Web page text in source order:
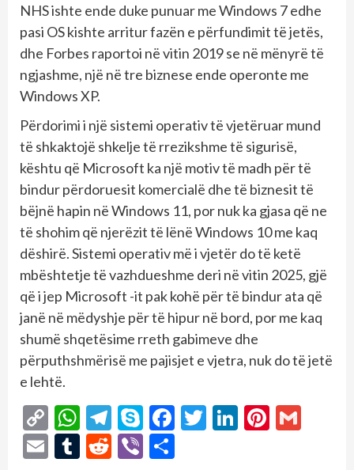
NHS ishte ende duke punuar me Windows 7 edhe
pasi OS kishte arritur fazën e përfundimit të jetës,
dhe Forbes raportoi në vitin 2019 se në mënyrë të
ngjashme, një në tre biznese ende operonte me
Windows XP.
Përdorimi i një sistemi operativ të vjetëruar mund
të shkaktojë shkelje të rrezikshme të sigurisë,
kështu që Microsoft ka një motiv të madh për të
bindur përdoruesit komercialë dhe të biznesit të
bëjnë hapin në Windows 11, por nuk ka gjasa që ne
të shohim që njerëzit të lënë Windows 10 me kaq
dëshirë. Sistemi operativ më i vjetër do të ketë
mbështetje të vazhdueshme deri në vitin 2025, gjë
që i jep Microsoft -it pak kohë për të bindur ata që
janë në mëdyshje për të hipur në bord, por me kaq
shumë shqetësime rreth gabimeve dhe
përputhshmërisë me pajisjet e vjetra, nuk do të jetë
e lehtë.
Copy
Link
WhatsApp
Telegram
SkypeFacebook
Twitter
LinkedIn
EmailTumblr
Reddit
Viber